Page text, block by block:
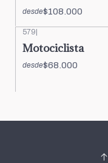
desde$108.000
579|
Motociclista
desde$68.000